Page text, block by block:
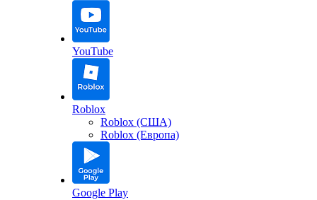
YouTube
Roblox
Roblox (США)
Roblox (Европа)
Google Play